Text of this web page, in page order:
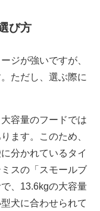
び方
ジが強いですが、
ただし、選ぶ際に
容量のフードでは
ます。このため、
分かれているタイ
スの「スモールブ
、13.6kgの大容量
犬に合わせられて